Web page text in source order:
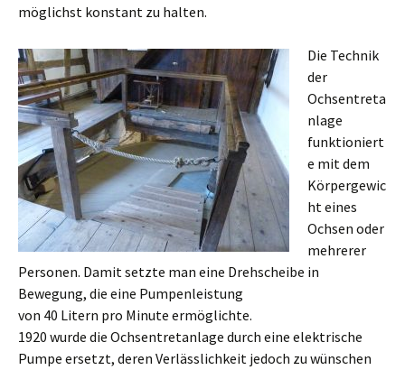
möglichst konstant zu halten.
Die Technik
der
Ochsentreta
nlage
funktioniert
e mit dem
Körpergewic
ht eines
Ochsen oder
mehrerer
Personen. Damit setzte man eine Drehscheibe in
Bewegung, die eine Pumpenleistung
von 40 Litern pro Minute ermöglichte.
1920 wurde die Ochsentretanlage durch eine elektrische
Pumpe ersetzt, deren Verlässlichkeit jedoch zu wünschen